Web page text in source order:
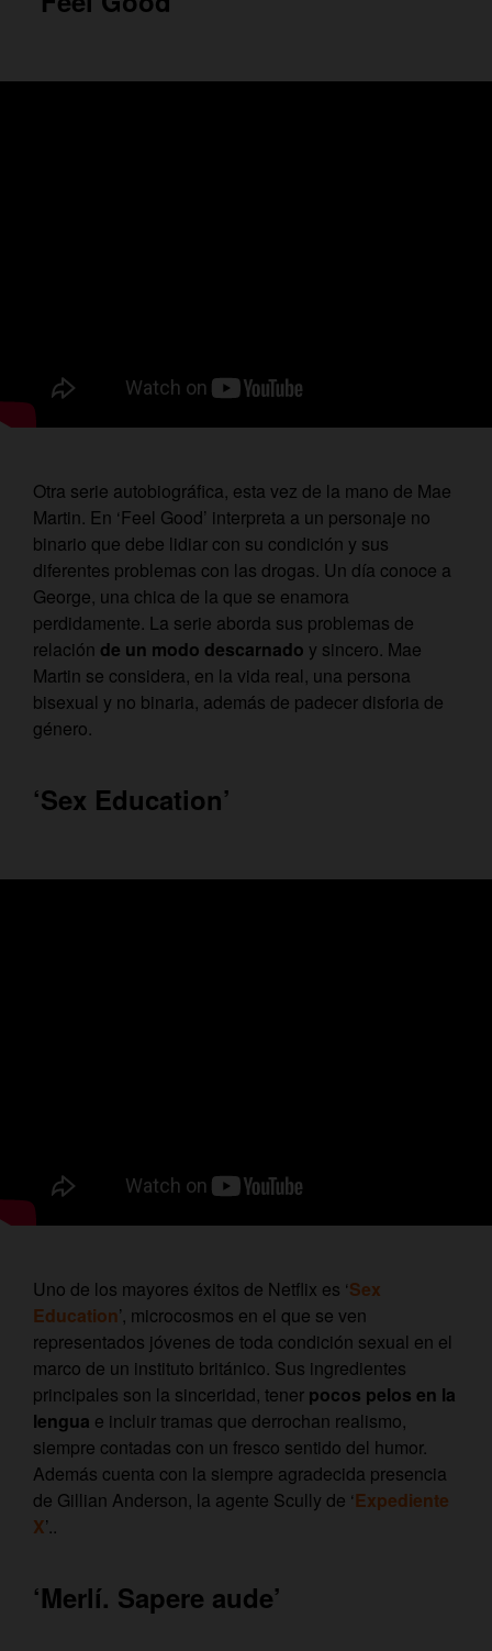
Otra serie autobiográfica, esta vez de la mano de Mae
Martin. En ‘Feel Good’ interpreta a un personaje no
binario que debe lidiar con su condición y sus
diferentes problemas con las drogas. Un día conoce a
George, una chica de la que se enamora
perdidamente. La serie aborda sus problemas de
relación de un modo descarnado y sincero. Mae
Martin se considera, en la vida real, una persona
bisexual y no binaria, además de padecer disforia de
género.
‘Sex Education’
Uno de los mayores éxitos de Netflix es ‘Sex
Education’, microcosmos en el que se ven
representados jóvenes de toda condición sexual en el
marco de un instituto británico. Sus ingredientes
principales son la sinceridad, tener pocos pelos en la
lengua e incluir tramas que derrochan realismo,
siempre contadas con un fresco sentido del humor.
Además cuenta con la siempre agradecida presencia
de Gillian Anderson, la agente Scully de ‘Expediente
X’..
‘Merlí. Sapere aude’